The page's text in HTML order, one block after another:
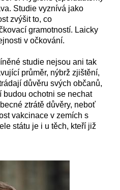
Studie vyznívá jako
zvýšitto, co
gramotností. Laicky
v očkování.
studie nejsou ani tak
průměr, nýbrž zjištění,
důvěru svých občanů,
budou ochotni se nechat
é ztrátě důvěry, neboť
vakcinace v zemích s
státu je i u těch, kteří již